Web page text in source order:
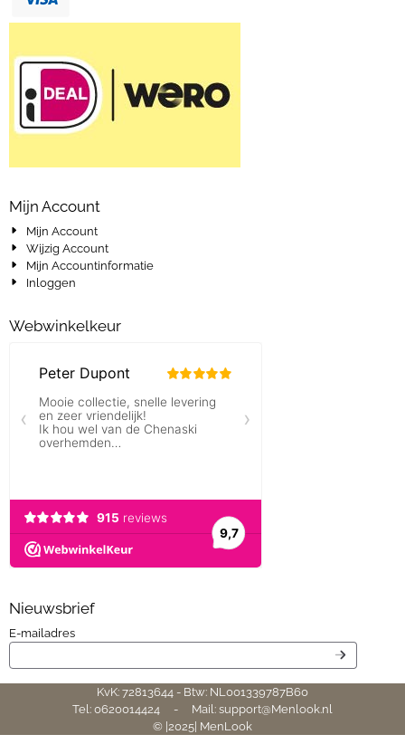
Mijn Account
Mijn Account
Wijzig Account
Mijn Accountinformatie
Inloggen
Webwinkelkeur
Nieuwsbrief
E-mailadresVul je e-mailadres in voor de nieuwsbrief
KvK: 72813644 - Btw: NL001339787B60
Tel: 0620014424 - Mail: support@Menlook.nl
© |2025| MenLook